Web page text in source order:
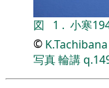
図 1 . 小寒
© K.Tachibana
写真輪講